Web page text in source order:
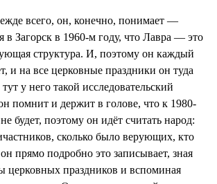
всего, он, конечно, понимает —
в Загорск в 1960-м году, что Лавра — это
структура. И, поэтому он каждый
и на все церковные праздники он туда
у него такой исследовательский
помнит и держит в голове, что к 1980-
будет, поэтому он идёт считать народ:
сколько было верующих, кто
прямо подробно это записывает, зная
церковных праздников и вспоминая